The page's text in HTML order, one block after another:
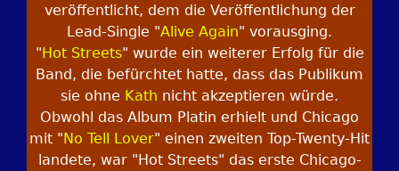
veröffentlicht, dem die Veröffentlichung der
Lead-Single "Alive Again" vorausging.
"Hot Streets" wurde ein weiterer Erfolg für die
Band, die befürchtet hatte, dass das Publikum
sie ohne Kath nicht akzeptieren würde.
Obwohl das Album Platin erhielt und Chicago
mit "No Tell Lover" einen zweiten Top-Twenty-Hit
landete, war "Hot Streets" das erste Chicago-